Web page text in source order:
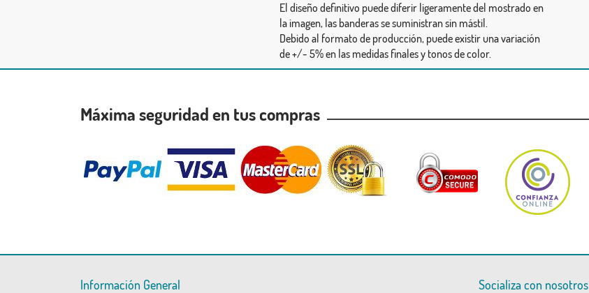
El diseño definitivo puede diferir ligeramente del mostrado en
la imagen, las banderas se suministran sin mástil.
Debido al formato de producción, puede existir una variación
de +/- 5% en las medidas finales y tonos de color.
Máxima seguridad en tus compras
Información General Socializa con nosotros